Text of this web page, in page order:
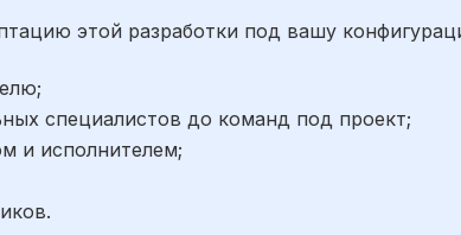
этой разработки под вашу
специалистов до команд под проект;
и исполнителем;